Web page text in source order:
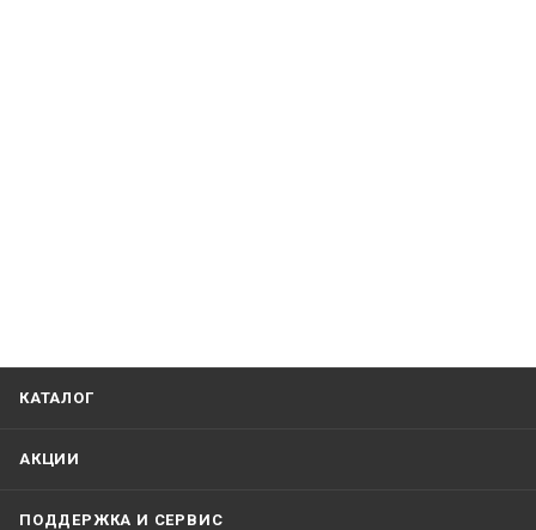
КАТАЛОГ
АКЦИИ
ПОДДЕРЖКА И СЕРВИС